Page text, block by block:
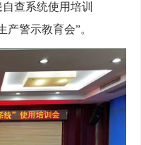
查系统使用培训
产警示教育会”。